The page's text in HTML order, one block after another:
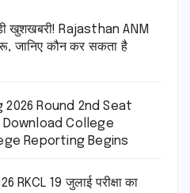
खुशखबरी! Rajasthan ANM
जानिए कौन कर सकता है
2026 Round 2nd Seat
College
Reporting Begins
RKCL 19 जुलाई परीक्षा का